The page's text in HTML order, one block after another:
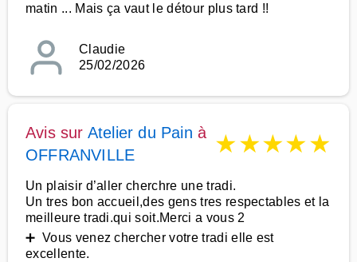
matin ... Mais ça vaut le détour plus tard !!
Claudie
25/02/2026
Avis sur Atelier du Pain à
OFFRANVILLE
★★★★★
Un plaisir d’aller cherchre une tradi.
Un tres bon accueil,des gens tres respectables et la
meilleure tradi.qui soit.Merci a vous 2
➕ Vous venez chercher votre tradi elle est
excellente.